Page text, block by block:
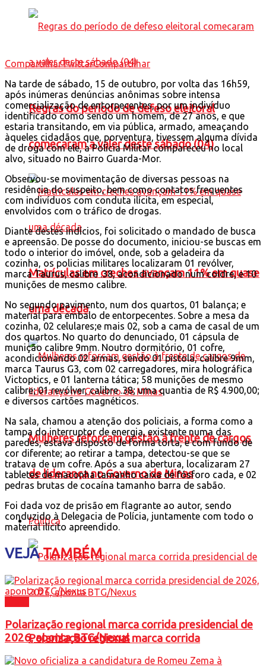
Regras do período de defeso eleitoral
comecaram a valer deste sábado (04)
Matrículas em creches avançam 11% em quase
uma década
Mulheres reforçam gestão à frente de cargos
de liderança no Governo de Minas
Política
Polarização regional marca corrida
CompartilharTwittarCompartilhar
Na tarde de sábado, 15 de outubro, por volta das 16h59,
após inúmeras denúncias anônimas sobre intensa
comercialização de entorpecentes, por um indivíduo
identificado como sendo um homem, de 27 anos, e que
estaria transitando, em via pública, armado, ameaçando
àqueles cidadãos que, porventura, tivessem alguma dívida
de droga com ele, a Policia Militar compareceu no local
alvo, situado no Bairro Guarda-Mor.
Observou-se movimentação de diversas pessoas na
residência do suspeito, bem como contatos frequentes
com indivíduos com conduta ilícita, em especial,
envolvidos com o tráfico de drogas.
Diante destes indícios, foi solicitado o mandado de busca
e apreensão. De posse do documento, iniciou-se buscas em
todo o interior do imóvel, onde, sob a geladeira da
cozinha, os policias militares localizaram 01 revólver,
marca Taurus, calibre .38, acondicionado num coldre, e 10
munições de mesmo calibre.
No segundo pavimento, num dos quartos, 01 balança; e
material para embalo de entorpecentes. Sobre a mesa da
cozinha, 02 celulares;e mais 02, sob a cama de casal de um
dos quartos. No quarto do denunciado, 01 cápsula de
munição calibre 9mm. Noutro dormitório, 01 cofre,
acondicionando 02 armas, sendo 01 pistola, calibre 9mm,
marca Taurus G3, com 02 carregadores, mira holográfica
Victoptics, e 01 lanterna tática; 58 munições de mesmo
calibre; 01 revólver, calibre .38; uma quantia de R$ 4.900,00;
e diversos cartões magnéticos.
Na sala, chamou a atenção dos policiais, a forma como a
tampa do interruptor de energia, existente numa das
paredes, estava disposto de forma torta, e com fundo de
cor diferente; ao retirar a tampa, detectou-se que se
tratava de um cofre. Após a sua abertura, localizaram 27
tabletes de maconha tamanho caixa de fósforo cada, e 02
pedras brutas de cocaína tamanho barra de sabão.
Foi dada voz de prisão em flagrante ao autor, sendo
conduzido à Delegacia de Polícia, juntamente com todo o
material ilícito apreendido.
VEJATAMBÉM
Polarização regional marca corrida presidencial de
2026, aponta BTG/Nexus